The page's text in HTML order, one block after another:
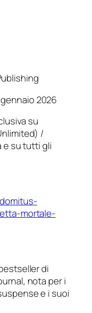
2026
su
/
e su tutti gli
mortale-
di
nota per i
e i suoi